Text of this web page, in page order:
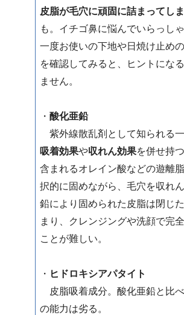
皮脂が毛穴に頑固に詰まってし
も。イチゴ鼻に悩んでいらっしゃ
一度お使いの下地や日焼け止め
を確認してみると、ヒントにな
ません。
・ 酸化亜鉛
紫外線散乱剤として知られる一
吸着効果や収れん効果を併せ持
含まれるオレイン酸などの遊離
択的に固めながら、毛穴を収れ
鉛により固められた皮脂は閉じ
まり、クレンジングや洗顔で完
ことが難しい。
・ ヒドロキシアパタイト
皮脂吸着成分。酸化亜鉛と比
の能力は劣る。